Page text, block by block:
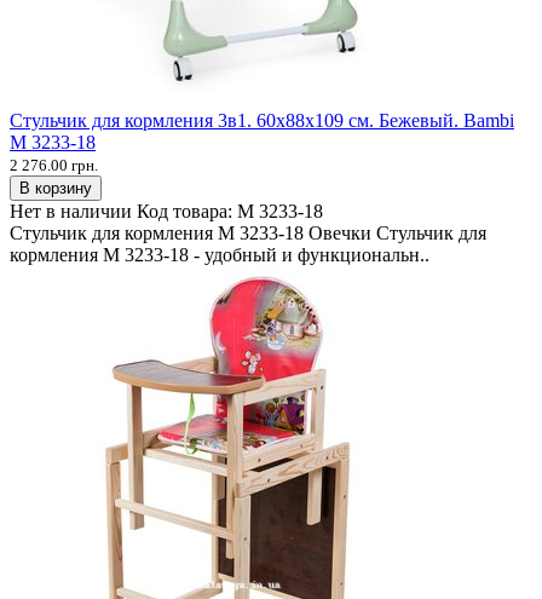
Стульчик для кормления 3в1. 60х88х109 см. Бежевый. Bambi
M 3233-18
2 276.00 грн.
В корзину
Нет в наличии Код товара: M 3233-18
Стульчик для кормления M 3233-18 Овечки Стульчик для
кормления M 3233-18 - удобный и функциональн..